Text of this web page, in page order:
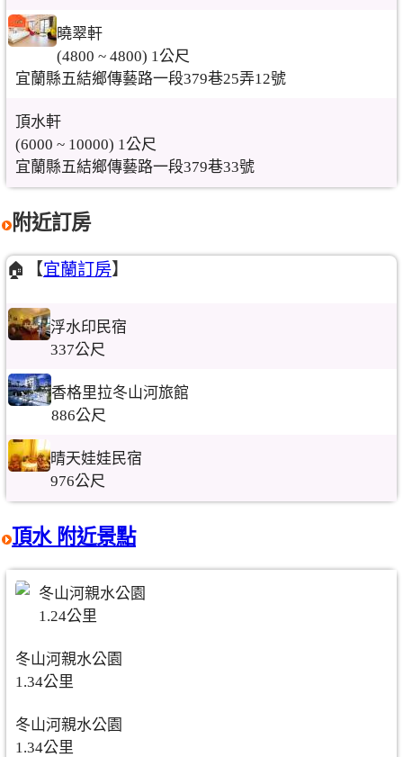
曉翠軒
(4800 ~ 4800) 1公尺
宜蘭縣五結鄉傳藝路一段379巷25弄12號
頂水軒
(6000 ~ 10000) 1公尺
宜蘭縣五結鄉傳藝路一段379巷33號
附近訂房
🏠【宜蘭訂房】
浮水印民宿
337公尺
香格里拉冬山河旅館
886公尺
晴天娃娃民宿
976公尺
頂水 附近景點
冬山河親水公園
1.24公里
冬山河親水公園
1.34公里
冬山河親水公園
1.34公里